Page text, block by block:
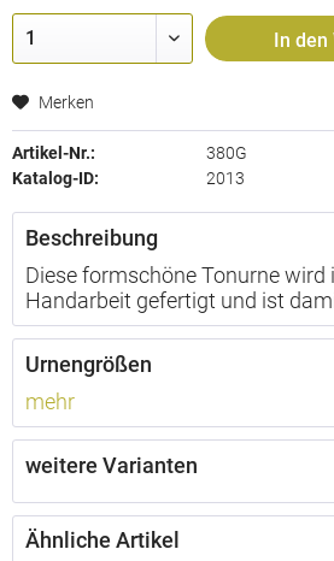
In den
Merken
Artikel-Nr.:
380G
Katalog-ID:
2013
Beschreibung
Diese formschöne Tonurne
Handarbeit gefertigt und ist
Urnengrößen
mehr
weitere Varianten
Ähnliche Artikel